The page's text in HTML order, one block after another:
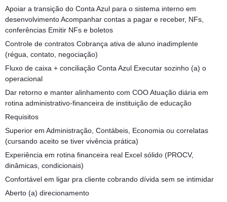
Apoiar a transição do Conta Azul para o sistema interno em
desenvolvimento Acompanhar contas a pagar e receber, NFs,
conferências Emitir NFs e boletos
Controle de contratos Cobrança ativa de aluno inadimplente
(régua, contato, negociação)
Fluxo de caixa + conciliação Conta Azul Executar sozinho (a) o
operacional
Dar retorno e manter alinhamento com COO Atuação diária em
rotina administrativo-financeira de instituição de educação
Requisitos
Superior em Administração, Contábeis, Economia ou correlatas
(cursando aceito se tiver vivência prática)
Experiência em rotina financeira real Excel sólido (PROCV,
dinâmicas, condicionais)
Confortável em ligar pra cliente cobrando dívida sem se intimidar
Aberto (a) direcionamento